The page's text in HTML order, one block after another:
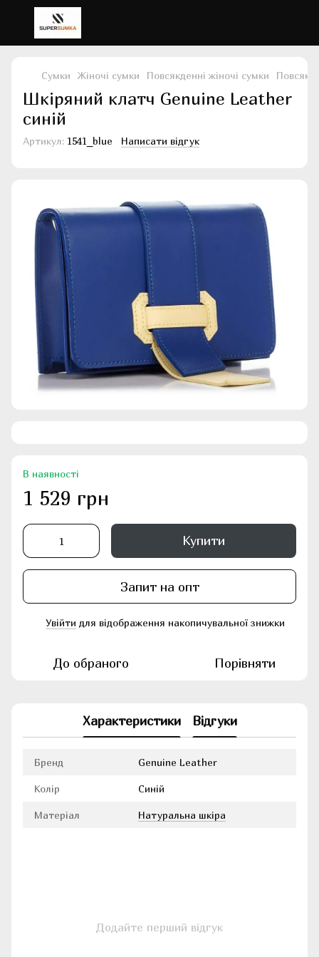
Сумки Жіночі сумки Повсякденні жіночі сумки
Шкіряний клатч Genuine Leather
синій
Артикул: 1541_blue Написати відгук
В наявності
1 529 грн
Купити
Запит на опт
Увійти для відображення накопичувальної знижки
До обраного Порівняти
Характеристики Відгуки
Бренд Genuine Leather
Колір Синій
Матеріал Натуральна шкіра
Додайте перший відгук